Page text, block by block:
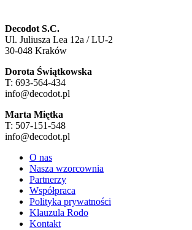
Decodot S.C.
Ul. Juliusza Lea 12a / LU-2
30-048 Kraków
Dorota Świątkowska
T: 693-564-434
info@decodot.pl
Marta Miętka
T: 507-151-548
info@decodot.pl
O nas
Nasza wzorcownia
Partnerzy
Współpraca
Polityka prywatności
Klauzula Rodo
Kontakt